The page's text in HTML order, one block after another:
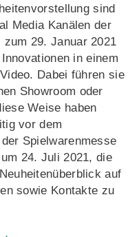
sind
Media Kanälen der
29. Januar 2021
in einem
Dabei führen sie
Showroom oder
Weise haben
vor dem
Spielwarenmesse
24. Juli 2021, die
auf
sowie Kontakte zu